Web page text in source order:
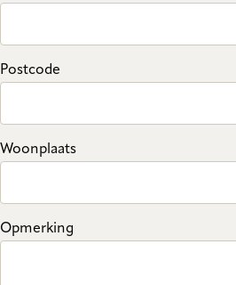
Postcode
Woonplaats
Opmerking